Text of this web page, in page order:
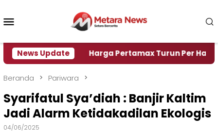
konten
News Update
Air Harga Pertamax Turun Per Hari Ini, Segini
Beranda Pariwara
Syarifatul Sya’diah : Banjir Kaltim
Jadi Alarm Ketidakadilan Ekologis
04/06/2025